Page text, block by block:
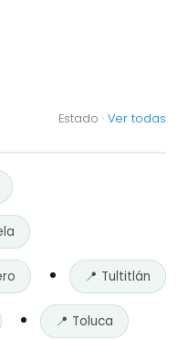
Estado · Ver todas
📍 Tultitlán
📍 Toluca